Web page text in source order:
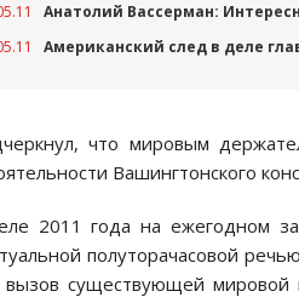
Анатолий Вассерман:
Американский след в деле
что мировым
Вашингтонского
2011 года на ежегодном
полуторачасовой
вызов существующей мировой